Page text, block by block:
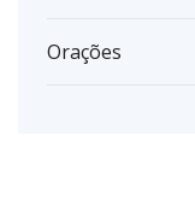
Orações